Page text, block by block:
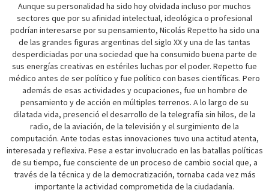
Aunque su personalidad ha sido hoy olvidada incluso por muchos
sectores que por su afinidad intelectual, ideológica o profesional
podrían interesarse por su pensamiento, Nicolás Repetto ha sido una
de las grandes figuras argentinas del siglo XX y una de las tantas
desperdiciadas por una sociedad que ha consumido buena parte de
sus energías creativas en estériles luchas por el poder. Repetto fue
médico antes de ser político y fue político con bases científicas. Pero
además de esas actividades y ocupaciones, fue un hombre de
pensamiento y de acción en múltiples terrenos. A lo largo de su
dilatada vida, presenció el desarrollo de la telegrafía sin hilos, de la
radio, de la aviación, de la televisión y el surgimiento de la
computación. Ante todas estas innovaciones tuvo una actitud atenta,
interesada y reflexiva. Pese a estar involucrado en las batallas políticas
de su tiempo, fue consciente de un proceso de cambio social que, a
través de la técnica y de la democratización, tornaba cada vez más
importante la actividad comprometida de la ciudadanía.